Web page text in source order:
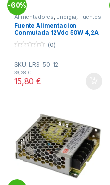
-60%
Alimentadores, Energia, Fuentes
Alimentación
Fuente Alimentacion
Conmutada 12Vdc 50W 4,2A
u
t
o
f
(0)
SKU: LRS-50-12
15,80€
39,28€